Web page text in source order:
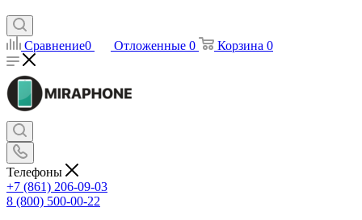
Сравнение0 Отложенные 0 Корзина 0
Телефоны
+7 (861) 206-09-03
8 (800) 500-00-22